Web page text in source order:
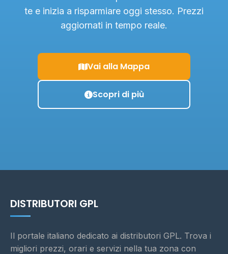
te e inizia a risparmiare oggi stesso. Prezzi
aggiornati in tempo reale.
Vai alla Mappa
Scopri di più
DISTRIBUTORI GPL
Il portale italiano dedicato ai distributori GPL. Trova i
migliori prezzi, orari e servizi nella tua zona con